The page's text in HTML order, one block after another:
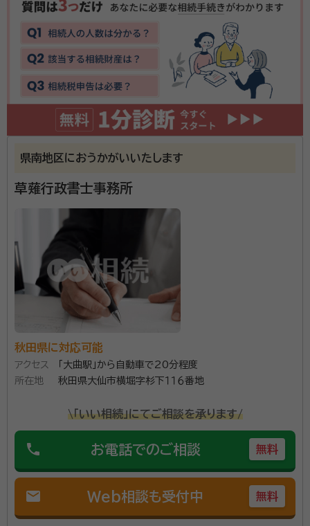
秋田県内で、相続・遺言や身元保証サービスなどの対応
をしております。 お客様には、法律に関連する専門用語
などは極力使わず、どなた様にも分かりやすい説明を心
明るい話題ばかりではありません。その中で、一人でも
多くの皆様のお役に立ちたいと思い続けております。ど
うぞ、宜しくお願い致します。
資格等：行政書士
秋田県行政書士会
県南地区におうかがいいたします
草薙行政書士事務所
秋田県に対応可能
アクセス
「大曲駅」から自動車で20分程度
所在地
秋田県大仙市横堀字杉下１１６番地
\「いい相続」にてご相談を承ります/
phone お電話でのご相談 無料
mail Web相談も受付中 無料